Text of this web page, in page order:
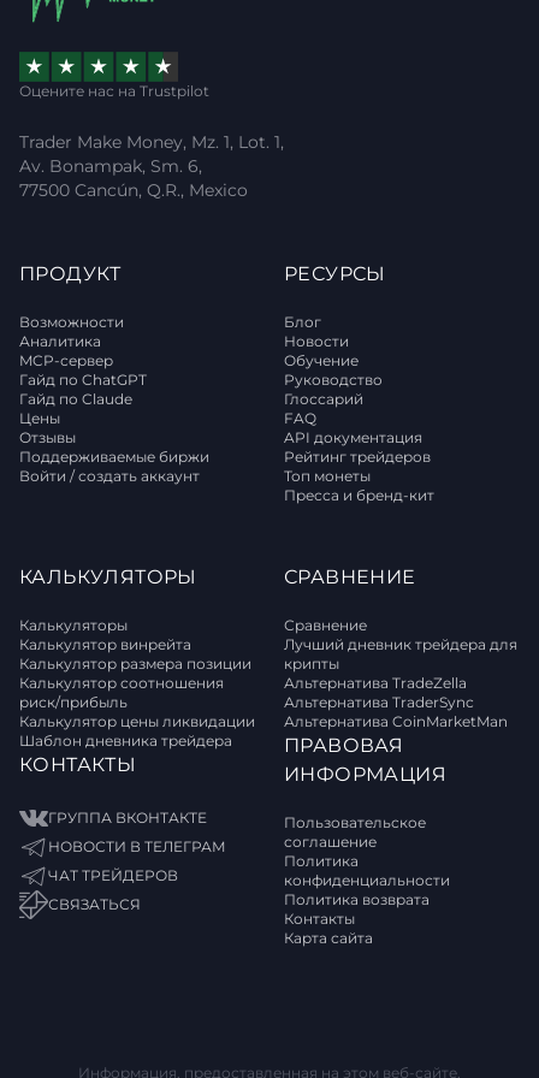
Оцените нас на Trustpilot
Trader Make Money, Mz. 1, Lot. 1,
Av. Bonampak, Sm. 6,
77500 Cancún, Q.R., Mexico
ПРОДУКТ
Возможности
Аналитика
MCP-сервер
Гайд по ChatGPT
Гайд по Claude
Цены
Отзывы
Поддерживаемые биржи
Войти / создать аккаунт
РЕСУРСЫ
Блог
Новости
Обучение
Руководство
Глоссарий
FAQ
API документация
Рейтинг трейдеров
Топ монеты
Пресса и бренд-кит
КАЛЬКУЛЯТОРЫ
Калькуляторы
Калькулятор винрейта
Калькулятор размера позиции
Калькулятор соотношения
риск/прибыль
Калькулятор цены ликвидации
Шаблон дневника трейдера
КОНТАКТЫ
ГРУППА ВКОНТАКТЕ
НОВОСТИ В ТЕЛЕГРАМ
ЧАТ ТРЕЙДЕРОВ
СВЯЗАТЬСЯ
СРАВНЕНИЕ
Сравнение
Лучший дневник трейдера для
крипты
Альтернатива TradeZella
Альтернатива TraderSync
Альтернатива CoinMarketMan
ПРАВОВАЯ
ИНФОРМАЦИЯ
Пользовательское
соглашение
Политика
конфиденциальности
Политика возврата
Контакты
Карта сайта
Информация, предоставленная на этом веб-сайте,